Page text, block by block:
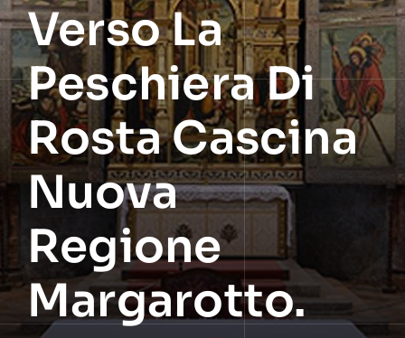
Verso La
Peschiera Di
Rosta Cascina
Nuova
Regione
Margarotto.